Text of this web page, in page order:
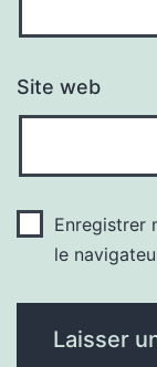
Site web
Enregistrer
le